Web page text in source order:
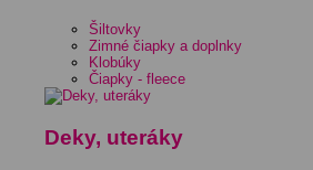
Šiltovky
Zimné čiapky a doplnky
Klobúky
Čiapky - fleece
Deky, uteráky